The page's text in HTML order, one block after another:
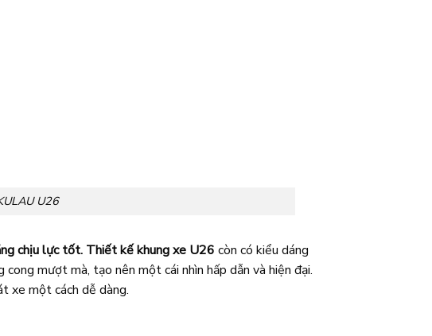
U26
chịu lực tốt. Thiết kế khung xe U26 còn có kiểu dáng
mượt mà, tạo nên một cái nhìn hấp dẫn và hiện đại.
xe một cách dễ dàng.